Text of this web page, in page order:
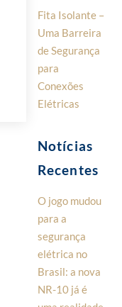
Fita Isolante –
Uma Barreira
de Segurança
para
Conexões
Elétricas
Notícias
Recentes
O jogo mudou
para a
segurança
elétrica no
Brasil: a nova
NR-10 já é